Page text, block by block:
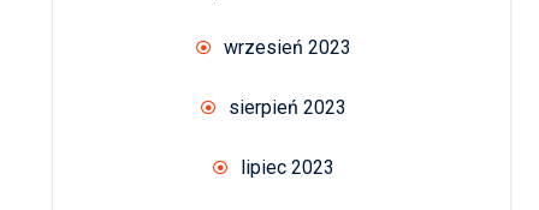
wrzesień 2023
sierpień 2023
lipiec 2023